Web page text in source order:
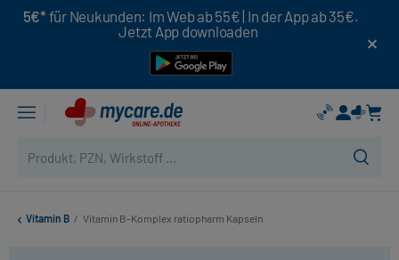
5€* für Neukunden: Im Web ab 55€ | In der App ab 35€.
Jetzt App downloaden
Vitamin B / Vitamin B-Komplex ratiopharm Kapseln